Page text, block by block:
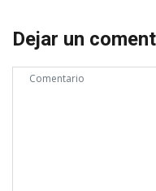
Dejar un